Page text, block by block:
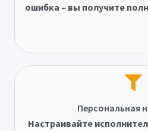
ошибка – вы получите
Персональная
Настраивайте